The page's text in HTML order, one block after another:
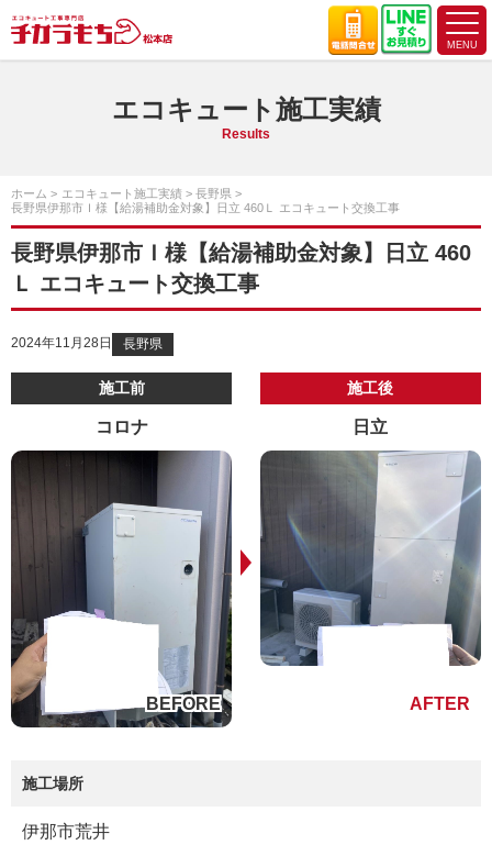
エコキュート施工実績
Results
ホーム エコキュート施工実績
長野県
長野県伊那市Ｉ様【給湯補助金対象】日立 460Ｌ エコキュート交換工事
長野県伊那市Ｉ様【給湯補助金対象】日立 460
Ｌ エコキュート交換工事
2024年11月28日 長野県
施工前
コロナ
施工後
日立
施工場所
伊那市荒井